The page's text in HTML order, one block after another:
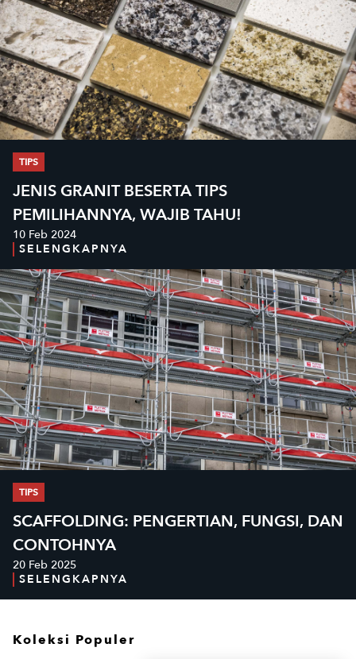
Koleksi Populer
TIPS
JENIS GRANIT BESERTA TIPS
PEMILIHANNYA, WAJIB TAHU!
10 Feb 2024
SELENGKAPNYA
TIPS
SCAFFOLDING: PENGERTIAN, FUNGSI, DAN
CONTOHNYA
20 Feb 2025
SELENGKAPNYA